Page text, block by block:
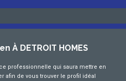
À DETROIT HOMES
professionnelle qui saura mettre en
afin de vous trouver le profil idéal